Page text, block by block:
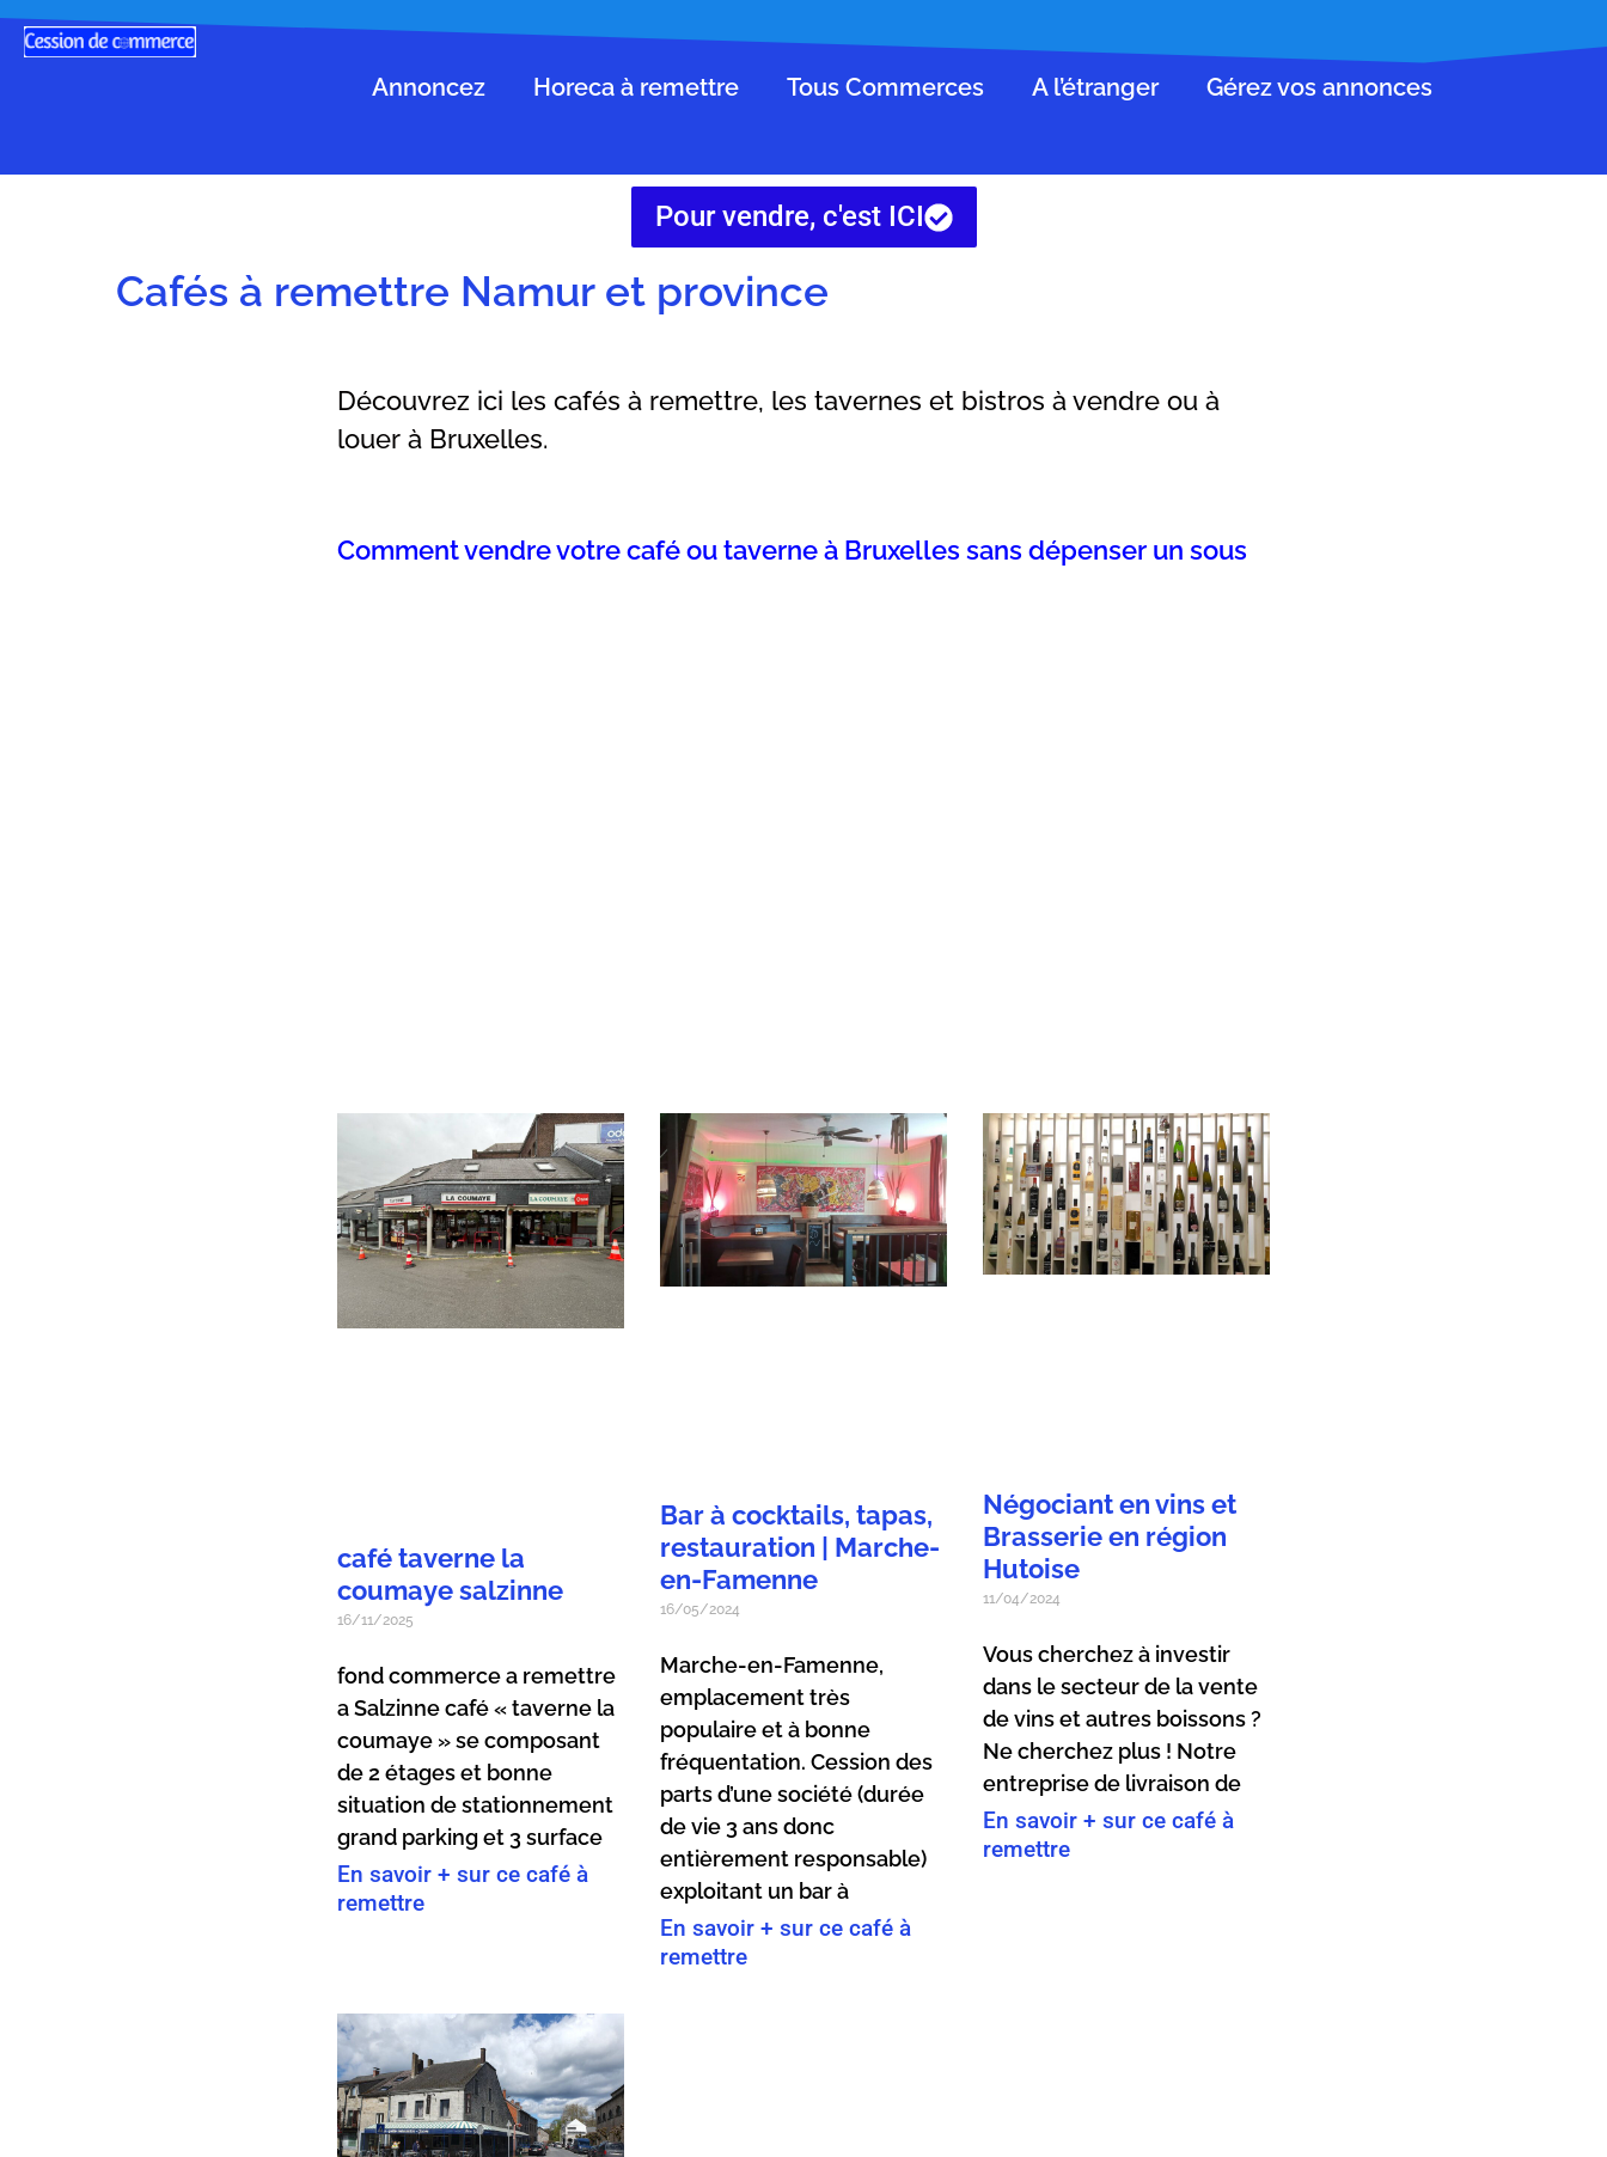
Annoncez Horeca à remettre Tous Commerces A l’étranger Gérez vos annonces
Pour vendre, c'est ICI
Cafés à remettre Namur et province
Découvrez ici les cafés à remettre, les tavernes et bistros à vendre ou à
louer à Bruxelles.
Comment vendre votre café ou taverne à Bruxelles sans dépenser un sous
café taverne la
coumaye salzinne
16/11/2025
fond commerce a remettre
a Salzinne café « taverne la
coumaye » se composant
de 2 étages et bonne
situation de stationnement
grand parking et 3 surface
En savoir + sur ce café à
remettre
Bar à cocktails, tapas,
restauration | Marche-
en-Famenne
16/05/2024
Marche-en-Famenne,
emplacement très
populaire et à bonne
fréquentation. Cession des
parts d’une société (durée
de vie 3 ans donc
entièrement responsable)
exploitant un bar à
En savoir + sur ce café à
remettre
Négociant en vins et
Brasserie en région
Hutoise
11/04/2024
Vous cherchez à investir
dans le secteur de la vente
de vins et autres boissons ?
Ne cherchez plus ! Notre
entreprise de livraison de
En savoir + sur ce café à
remettre